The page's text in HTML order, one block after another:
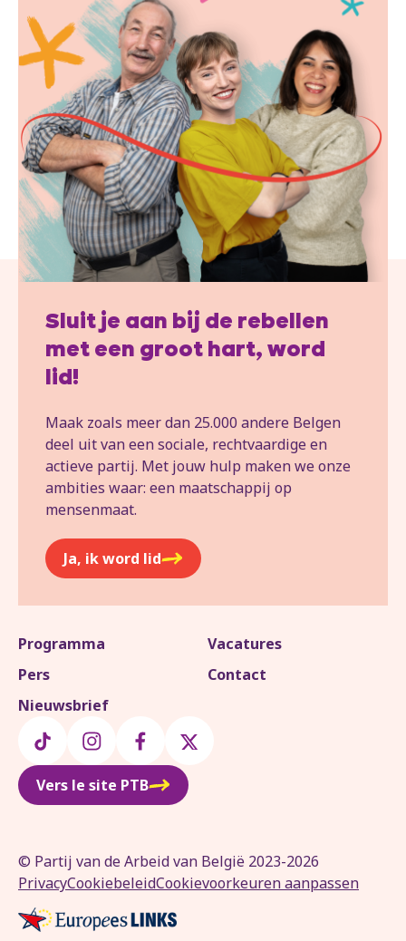
Sluit je aan bij de rebellen
met een groot hart, word
lid!
Maak zoals meer dan 25.000 andere Belgen
deel uit van een sociale, rechtvaardige en
actieve partij. Met jouw hulp maken we onze
ambities waar: een maatschappij op
mensenmaat.
Ja, ik word lid
Programma
Vacatures
Pers
Contact
Nieuwsbrief
Vers le site PTB
© Partij van de Arbeid van België 2023-2026
PrivacyCookiebeleidCookievoorkeuren aanpassen